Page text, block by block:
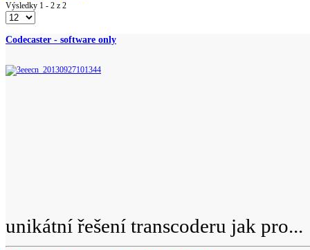
Výsledky 1 - 2 z 2
Codecaster - software only
unikátní řešení transcoderu jak pro...